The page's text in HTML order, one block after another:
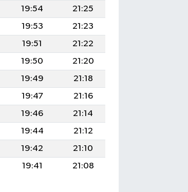
19:54
21:25
19:53
21:23
19:51
21:22
19:50
21:20
19:49
21:18
19:47
21:16
19:46
21:14
19:44
21:12
19:42
21:10
19:41 21:08